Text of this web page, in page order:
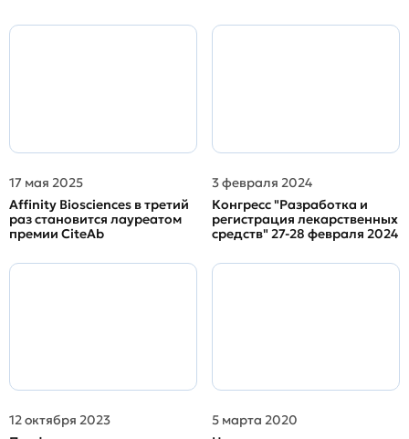
17 мая 2025
Affinity Biosciences в третий
раз становится лауреатом
премии CiteAb
3 февраля 2024
Конгресс "Разработка и
регистрация лекарственных
средств" 27-28 февраля 2024
12 октября 2023
5 марта 2020